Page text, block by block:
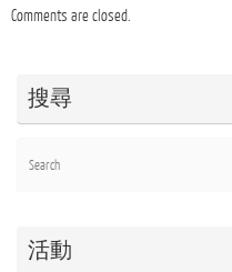
Comments are closed.
搜尋
活動